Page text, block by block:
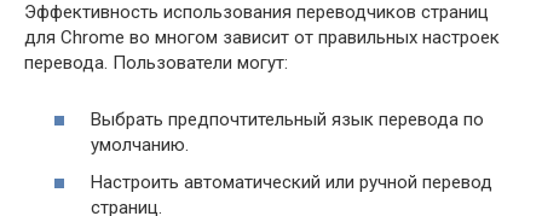
Эффективность использования переводчиков страниц
для Chrome во многом зависит от правильных настроек
перевода. Пользователи могут:
Выбрать предпочтительный язык перевода по
умолчанию.
Настроить автоматический или ручной перевод
страниц.